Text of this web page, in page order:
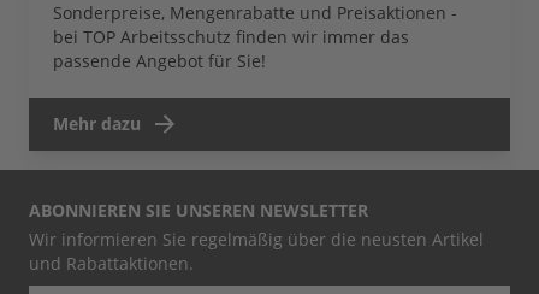
Sonderpreise, Mengenrabatte und Preisaktionen -
bei TOP Arbeitsschutz finden wir immer das
passende Angebot für Sie!
Mehr dazu
ABONNIEREN SIE UNSEREN NEWSLETTER
Wir informieren Sie regelmäßig über die neusten Artikel
und Rabattaktionen.